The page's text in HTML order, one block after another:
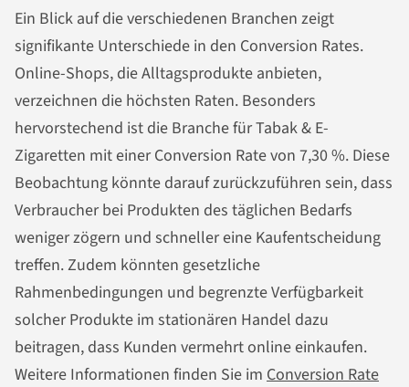
Ein Blick auf die verschiedenen Branchen zeigt
signifikante Unterschiede in den Conversion Rates.
Online-Shops, die Alltagsprodukte anbieten,
verzeichnen die höchsten Raten. Besonders
hervorstechend ist die Branche für Tabak & E-
Zigaretten mit einer Conversion Rate von 7,30 %. Diese
Beobachtung könnte darauf zurückzuführen sein, dass
Verbraucher bei Produkten des täglichen Bedarfs
weniger zögern und schneller eine Kaufentscheidung
treffen. Zudem könnten gesetzliche
Rahmenbedingungen und begrenzte Verfügbarkeit
solcher Produkte im stationären Handel dazu
beitragen, dass Kunden vermehrt online einkaufen.
Weitere Informationen finden Sie im Conversion Rate